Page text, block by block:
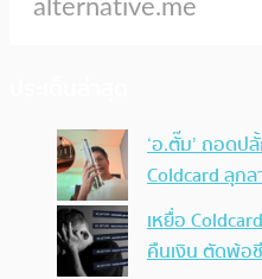
‘อ.ตั๊ม’ ถอดป
Coldcard ลุก
เหยื่อ
คืนเงิน ตัดพ้อ